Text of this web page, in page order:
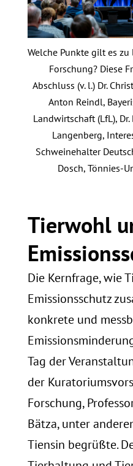
Welche Punkte gilt es
Forschung? Diese
Abschluss (v. l.) Dr.
Anton Reindl,
Landwirtschaft (LfL), Dr.
Langenberg,
Schweinehalter
Dosch, Tönnies-
Tierwohl
Die Kernfrage, wie
Emissionsschutz
konkrete und
Tag der
der
Forschung,
Bätza, unter
Tiensin begrüßte.